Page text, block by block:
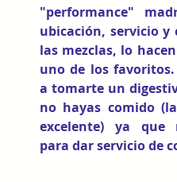
"performance"
ubicación, servicio y
las mezclas, lo
uno de los
a tomarte un
no hayas comido
excelente) ya que
para dar servicio de